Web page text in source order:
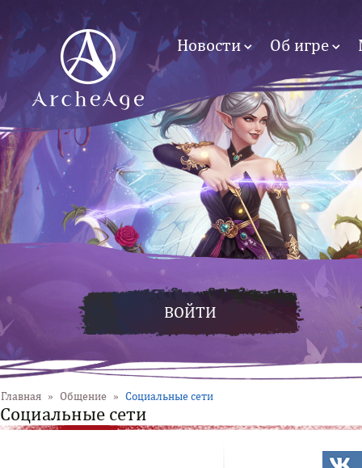
Новости Об игре
ВОЙТИ
Главная » Общение » Социальные сети
Социальные сети